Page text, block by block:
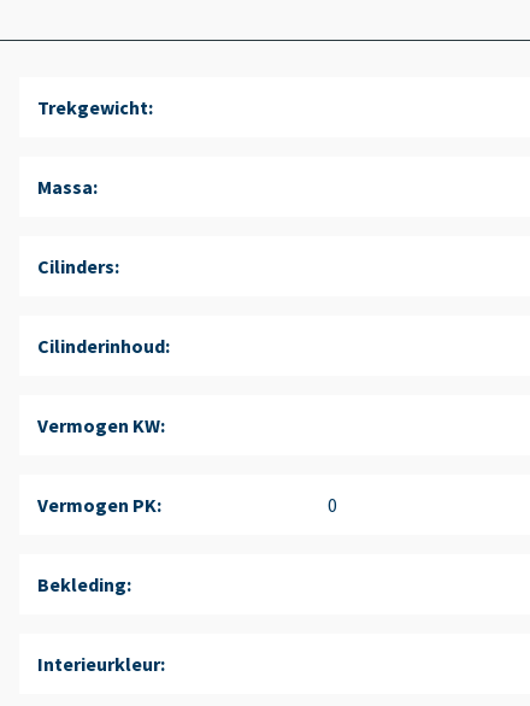
Trekgewicht:
Massa:
Cilinders:
Cilinderinhoud:
Vermogen KW:
Vermogen PK: 0
Bekleding:
Interieurkleur: